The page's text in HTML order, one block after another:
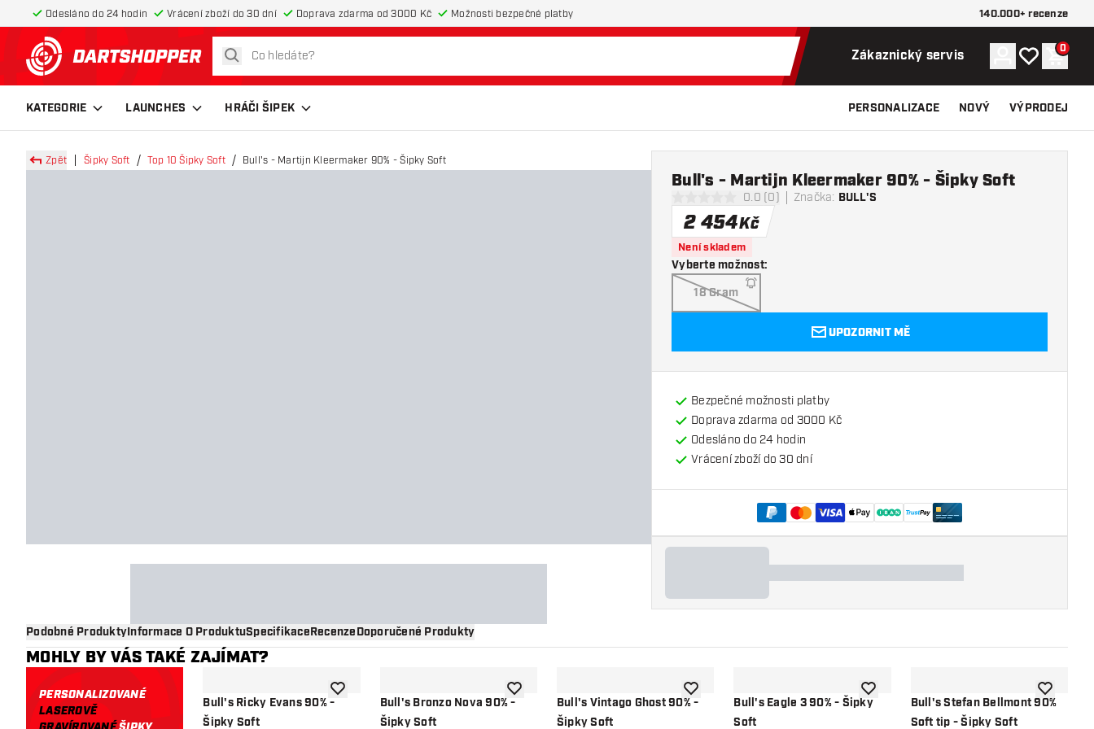
Odesláno do 24 hodin Vrácení zboží do 30 dní Doprava zdarma od 3000 Kč Možnosti bezpečné platby 140.000+ recenze
Zpět na hlavní stránku
hledat Zákaznický servis ÚčetMůj seznam
0
KATEGORIE LAUNCHES HRÁČI ŠIPEK PERSONALIZACE NOVÝ VÝPRODEJ
Zpět Šipky Soft Top 10 Šipky Soft Bull's - Martijn Kleermaker 90% - Šipky Soft
0 hodnoticí hvězdičky
0.0 (0) Značka: BULL'S
Bull's - Martijn Kleermaker 90% - Šipky Soft
2 454Kč
Není skladem
Vyberte možnost:
18 Gram
UPOZORNIT MĚ
Bezpečné možnosti platby
Doprava zdarma od 3000 Kč
Odesláno do 24 hodin
Vrácení zboží do 30 dní
Podobné ProduktyInformace O ProduktuSpecifikaceRecenzeDoporučené Produkty
MOHLY BY VÁS TAKÉ ZAJÍMAT?
PERSONALIZOVANÉ
LASEROVĚ
Bull's Ricky Evans 90% -
Šipky Soft
Přidat do seznamu přání
Bull's Bronzo Nova 90% -
Šipky Soft
Přidat do seznamu přání
Bull's Vintago Ghost 90% -
Šipky Soft
Přidat do seznamu přání
Bull's Eagle 3 90% - Šipky
Soft
Přidat do seznamu přání
Bull's Stefan Bellmont 90%
Soft tip - Šipky Soft
Přidat do